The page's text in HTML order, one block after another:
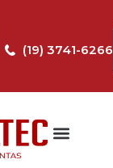
(19) 3741-6266